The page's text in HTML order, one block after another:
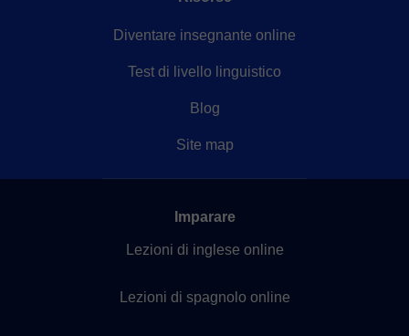
Diventare insegnante online
Test di livello linguistico
Blog
Site map
Imparare
Lezioni di inglese online
Lezioni di spagnolo online